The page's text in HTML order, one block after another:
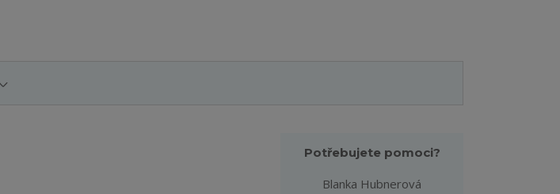
Potřebujete pomoci?
Blanka Hubnerová